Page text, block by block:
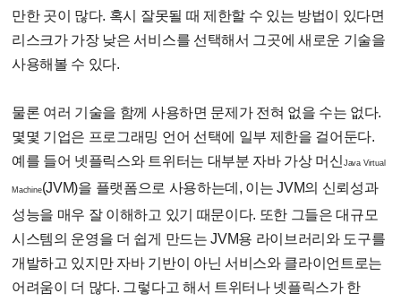
만한 곳이 많다. 혹시 잘못될 때 제한할 수 있는 방법이 있다면
리스크가 가장 낮은 서비스를 선택해서 그곳에 새로운 기술을
사용해볼 수 있다.
물론 여러 기술을 함께 사용하면 문제가 전혀 없을 수는 없다.
몇몇 기업은 프로그래밍 언어 선택에 일부 제한을 걸어둔다.
예를 들어 넷플릭스와 트위터는 대부분 자바 가상 머신 Java Virtual
Machine(JVM)을 플랫폼으로 사용하는데, 이는 JVM의 신뢰성과
성능을 매우 잘 이해하고 있기 때문이다. 또한 그들은 대규모
시스템의 운영을 더 쉽게 만드는 JVM용 라이브러리와 도구를
개발하고 있지만 자바 기반이 아닌 서비스와 클라이언트로는
어려움이 더 많다. 그렇다고 해서 트위터나 넷플릭스가 한